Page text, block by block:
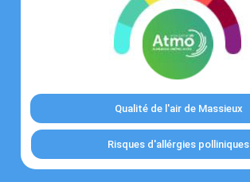
Qualité de l'air de Massieux
Risques d'allérgies polliniques